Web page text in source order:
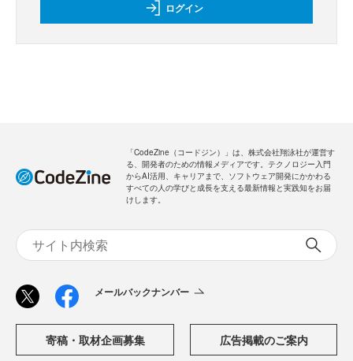
ログイン
「CodeZine（コードジン）」は、株式会社翔泳社が運営す
る、開発者のための情報メディアです。テクノロジー入門
からAI活用、キャリアまで、ソフトウェア開発にかかわる
すべての人の学びと成長を支える最新情報と実践知をお届
けします。
メールバックナンバー
寄稿・取材企画募集 広告掲載のご案内